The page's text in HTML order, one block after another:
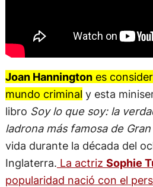
Joan Hanningtones
mundo criminal y esta
libro Soy lo que soy: la
ladrona más famosa de
vida durante la década del
Inglaterra. La actriz Sophie
popularidad nació con el